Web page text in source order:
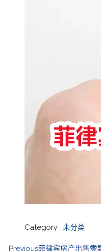
Category : 未分类
Previous菲律宾房产出售需